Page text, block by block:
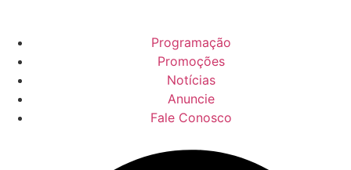
Programação
Promoções
Notícias
Anuncie
Fale Conosco